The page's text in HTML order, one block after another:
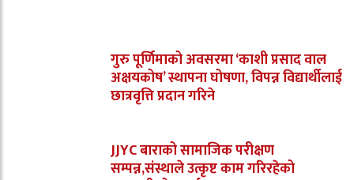
गुरु पूर्णिमाको अवसरमा ‘काशी प्रसाद वाल
अक्षयकोष’ स्थापना घोषणा, विपन्न विद्यार्थीलाई
छात्रवृत्ति प्रदान गरिने
JJYC बाराको सामाजिक परीक्षण
सम्पन्न,संस्थाले उत्कृष्ट काम गरिरहेको